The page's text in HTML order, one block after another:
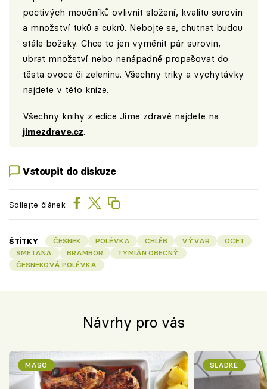
poctivých moučníků ovlivnit složení, kvalitu surovin
a množství tuků a cukrů. Nebojte se, chutnat budou
stále božsky. Chce to jen vyměnit pár surovin,
ubrat množství nebo nenápadně propašovat do
těsta ovoce či zeleninu. Všechny triky a vychytávky
najdete v této knize.
Všechny knihy z edice Jíme zdravě najdete na
jimezdrave.cz.
Vstoupit do diskuze
Sdílejte článek
ŠTÍTKY ČESNEK POLÉVKA CHLÉB VÝVAR
OCET
SMETANA
BRAMBOR
TYMIÁN OBECNÝ
ČESNEKOVÁ POLÉVKA
Návrhy pro vás
MASO SLADKÉ